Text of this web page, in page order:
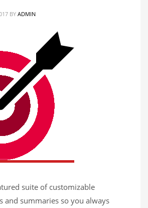
BY ADMIN
suite of customizable
and summaries so you always